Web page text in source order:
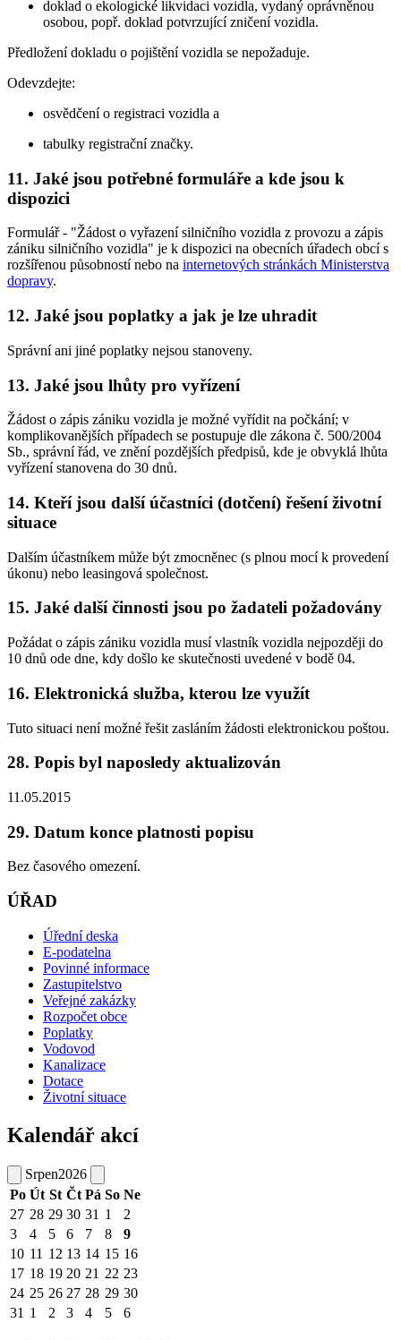
doklad o ekologické likvidaci vozidla, vydaný oprávněnou
osobou, popř. doklad potvrzující zničení vozidla.
Předložení dokladu o pojištění vozidla se nepožaduje.
Odevzdejte:
osvědčení o registraci vozidla a
tabulky registrační značky.
11. Jaké jsou potřebné formuláře a kde jsou k
dispozici
Formulář - "Žádost o vyřazení silničního vozidla z provozu a zápis
zániku silničního vozidla" je k dispozici na obecních úřadech obcí s
rozšířenou působností nebo na internetových stránkách Ministerstva
dopravy.
12. Jaké jsou poplatky a jak je lze uhradit
Správní ani jiné poplatky nejsou stanoveny.
13. Jaké jsou lhůty pro vyřízení
Žádost o zápis zániku vozidla je možné vyřídit na počkání; v
komplikovanějších případech se postupuje dle zákona č. 500/2004
Sb., správní řád, ve znění pozdějších předpisů, kde je obvyklá lhůta
vyřízení stanovena do 30 dnů.
14. Kteří jsou další účastníci (dotčení) řešení životní
situace
Dalším účastníkem může být zmocněnec (s plnou mocí k provedení
úkonu) nebo leasingová společnost.
15. Jaké další činnosti jsou po žadateli požadovány
Požádat o zápis zániku vozidla musí vlastník vozidla nejpozději do
10 dnů ode dne, kdy došlo ke skutečnosti uvedené v bodě 04.
16. Elektronická služba, kterou lze využít
Tuto situaci není možné řešit zasláním žádosti elektronickou poštou.
28. Popis byl naposledy aktualizován
11.05.2015
29. Datum konce platnosti popisu
Bez časového omezení.
ÚŘAD
Úřední deska
E-podatelna
Povinné informace
Zastupitelstvo
Veřejné zakázky
Rozpočet obce
Poplatky
Vodovod
Kanalizace
Dotace
Životní situace
Kalendář akcí
Srpen2026
Po Út St Čt Pá So Ne
27 28 29 30 31 1
2
3
4 5 6 7 8
9
10 11 12 13 14 15 16
17 18 19 20 21 22 23
24 25 26 27 28 29 30
31 1 2 3 4 5 6